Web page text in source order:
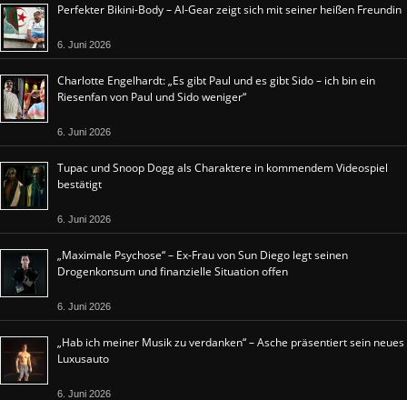
Perfekter Bikini-Body – Al-Gear zeigt sich mit seiner heißen Freundin
6. Juni 2026
Charlotte Engelhardt: „Es gibt Paul und es gibt Sido – ich bin ein
Riesenfan von Paul und Sido weniger“
6. Juni 2026
Tupac und Snoop Dogg als Charaktere in kommendem Videospiel
bestätigt
6. Juni 2026
„Maximale Psychose“ – Ex-Frau von Sun Diego legt seinen
Drogenkonsum und finanzielle Situation offen
6. Juni 2026
„Hab ich meiner Musik zu verdanken“ – Asche präsentiert sein neues
Luxusauto
6. Juni 2026